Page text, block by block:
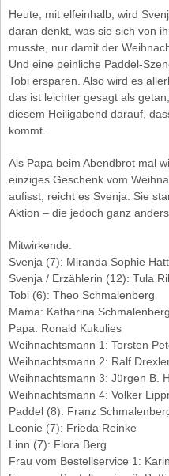
Heute, mit elfeinhalb, wird
daran denkt, was sie sich von
musste, nur damit der
Und eine peinliche Paddel-
Tobi ersparen. Also wird es
das ist leichter gesagt als
diesem Heiligabend darauf,
kommt.
Als Papa beim Abendbrot mal
einziges Geschenk vom
aufisst, reicht es Svenja: Sie
Aktion – die jedoch ganz
Mitwirkende:
Svenja (7): Miranda Sophie
Svenja / Erzählerin (12): Tula
Tobi (6): Theo Schmalenberg
Mama: Katharina Schmalenberg
Papa: Ronald Kukulies
Weihnachtsmann 1: Torsten
Weihnachtsmann 2: Ralf
Weihnachtsmann 3: Jürgen B.
Weihnachtsmann 4: Volker
Paddel (8): Franz
Leonie (7): Frieda Reinke
Linn (7): Flora Berg
Frau vom Bestellservice 1: